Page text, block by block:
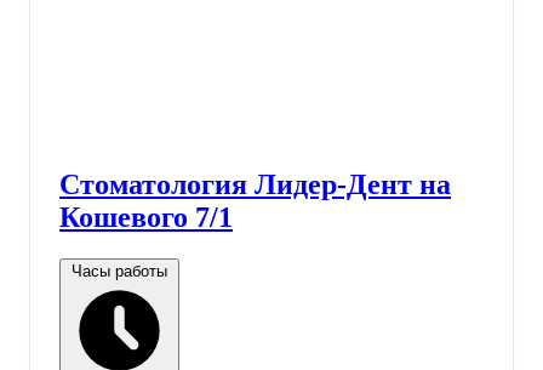
Стоматология Лидер-Дент на
Кошевого 7/1
Часы работы